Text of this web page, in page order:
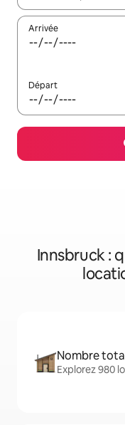
Arrivée
Départ
Innsbruck :
Nombre
Explorez 980